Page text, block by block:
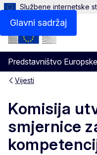
Glavni sadržaj
Službene internetske
Predstavništvo
Menu
Vijesti
Komisija
smjernice